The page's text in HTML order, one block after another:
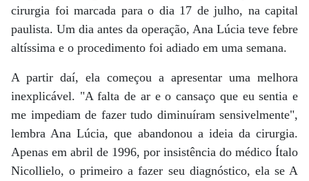
cirurgia foi marcada para o dia 17 de julho, na capital
paulista. Um dia antes da operação, Ana Lúcia teve febre
altíssima e o procedimento foi adiado em uma semana.
A partir daí, ela começou a apresentar uma melhora
inexplicável. "A falta de ar e o cansaço que eu sentia e
me impediam de fazer tudo diminuíram sensivelmente",
lembra Ana Lúcia, que abandonou a ideia da cirurgia.
Apenas em abril de 1996, por insistência do médico Ítalo
Nicollielo, o primeiro a fazer seu diagnóstico, ela se A